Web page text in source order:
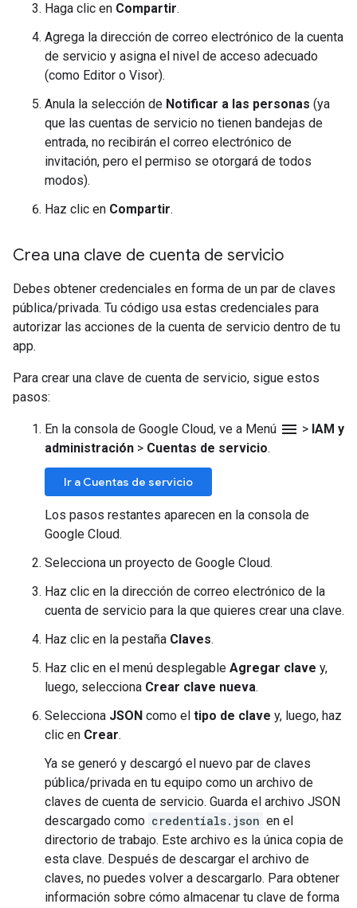
Haga clic en Compartir.
Agrega la dirección de correo electrónico de la cuenta
de servicio y asigna el nivel de acceso adecuado
(como Editor o Visor).
Anula la selección de Notificar a las personas (ya
que las cuentas de servicio no tienen bandejas de
entrada, no recibirán el correo electrónico de
invitación, pero el permiso se otorgará de todos
modos).
Haz clic en Compartir.
Crea una clave de cuenta de servicio
Debes obtener credenciales en forma de un par de claves
pública/privada. Tu código usa estas credenciales para
autorizar las acciones de la cuenta de servicio dentro de tu
app.
Para crear una clave de cuenta de servicio, sigue estos
pasos:
En la consola de Google Cloud, ve a Menú menu > IAM y
administración > Cuentas de servicio.
Ir a Cuentas de servicio
Los pasos restantes aparecen en la consola de
Google Cloud.
Selecciona un proyecto de Google Cloud.
Haz clic en la dirección de correo electrónico de la
cuenta de servicio para la que quieres crear una clave.
Haz clic en la pestaña Claves.
Haz clic en el menú desplegable Agregar clave y,
luego, selecciona Crear clave nueva.
Selecciona JSON como el tipo de clave y, luego, haz
clic en Crear.
Ya se generó y descargó el nuevo par de claves
pública/privada en tu equipo como un archivo de
claves de cuenta de servicio. Guarda el archivo JSON
descargado como credentials.json en el
directorio de trabajo. Este archivo es la única copia de
esta clave. Después de descargar el archivo de
claves, no puedes volver a descargarlo. Para obtener
información sobre cómo almacenar tu clave de forma